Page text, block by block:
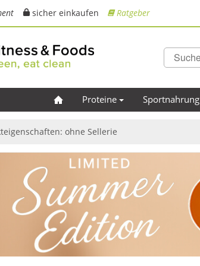
sicher einkaufen Ratgeber
Proteine Sportnahrung
ohne Sellerie